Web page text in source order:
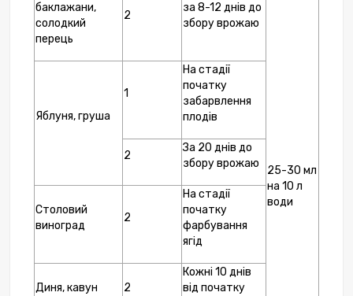
баклажани,
солодкий
перець
2
за 8-12 днів до
збору врожаю
25-30 мл
на 10 л
води
Яблуня, груша
1
На стадії
початку
забарвлення
плодів
2
За 20 днів до
збору врожаю
Столовий
виноград
2
На стадії
початку
фарбування
ягід
Диня, кавун 2
Кожні 10 днів
від початку